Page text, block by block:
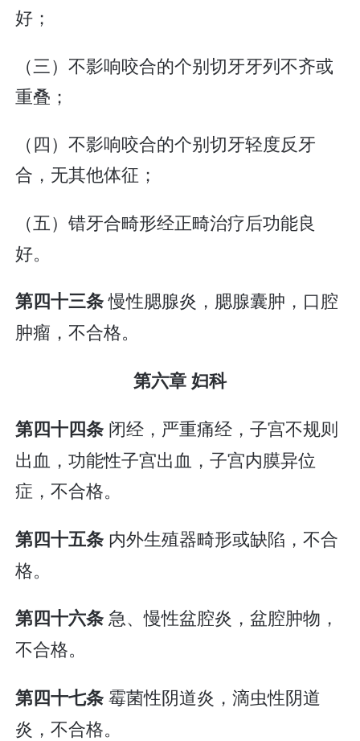
好；
（三）不影响咬合的个别切牙牙列不齐或
重叠；
（四）不影响咬合的个别切牙轻度反牙
合，无其他体征；
（五）错牙合畸形经正畸治疗后功能良
好。
第四十三条慢性腮腺炎，腮腺囊肿，口腔
肿瘤，不合格。
第六章 妇科
第四十四条 闭经，严重痛经，子宫不规则
出血，功能性子宫出血，子宫内膜异位
症，不合格。
第四十五条 内外生殖器畸形或缺陷，不合
格。
第四十六条急、慢性盆腔炎，盆腔肿物，
不合格。
第四十七条霉菌性阴道炎，滴虫性阴道
炎，不合格。